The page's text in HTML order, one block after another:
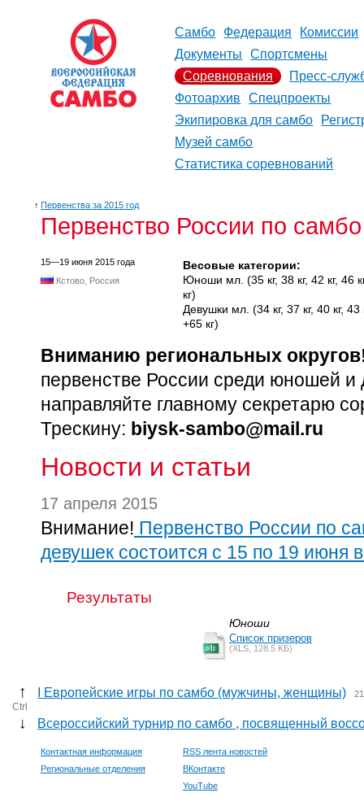
Самбо Федерация
Комиссии
Документы
Спортсмены
Соревнования
Пресс-
Фотоархив
Спецпроекты
Экипировка для самбо
Музей самбо
Статистика соревнований
↑ Первенства за 2015 год
Первенство России по самбо
15—19 июня 2015 года
Кстово, Россия
Весовые категории:
Юноши мл. (35 кг, 38 кг, 42 кг, 46
кг)
Девушки мл. (34 кг, 37 кг, 40 кг, 43
+65 кг)
Вниманию региональных
первенстве России среди юношей и
направляйте главному секретарю
Трескину: biysk-sambo@mail.ru
Новости и статьи
17 апреля 2015
Внимание! Первенство России по
девушек состоится с 15 по 19 июня
Результаты
Юноши
Список призеров
(XLS, 128.5 KБ)
↑ I Европейские игры по самбо (мужчины, женщины)
Ctrl
↓ Всероссийский турнир по самбо , посвященный
Контактная информация
Региональные отделения
RSS лента новостей
ВКонтакте
YouTube